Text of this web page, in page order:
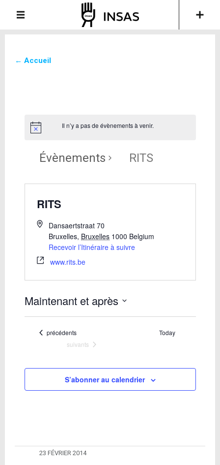
← Accueil
Il n’y a pas de évènements à venir.
Évènements RITS
RITS
Dansaertstraat 70
Bruxelles, Bruxelles 1000 Belgium
Recevoir l’Itinéraire à suivre
www.rits.be
Maintenant et après
date.
Évènements
précédents
Today
Évènements
suivants
S’abonner au calendrier
23 FÉVRIER 2014